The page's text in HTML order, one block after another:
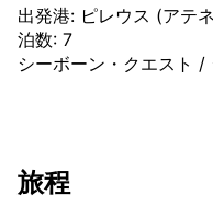
出発港: ピレウス (アテ
泊数: 7
シーボーン・クエスト /
旅程